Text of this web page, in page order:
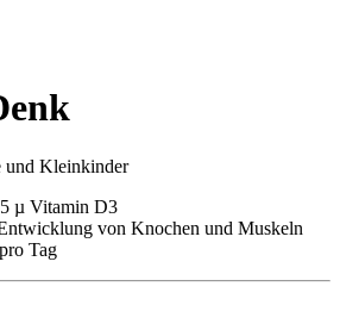
und Kleinkinder
µ Vitamin D3
von Knochen und Muskeln
Tag